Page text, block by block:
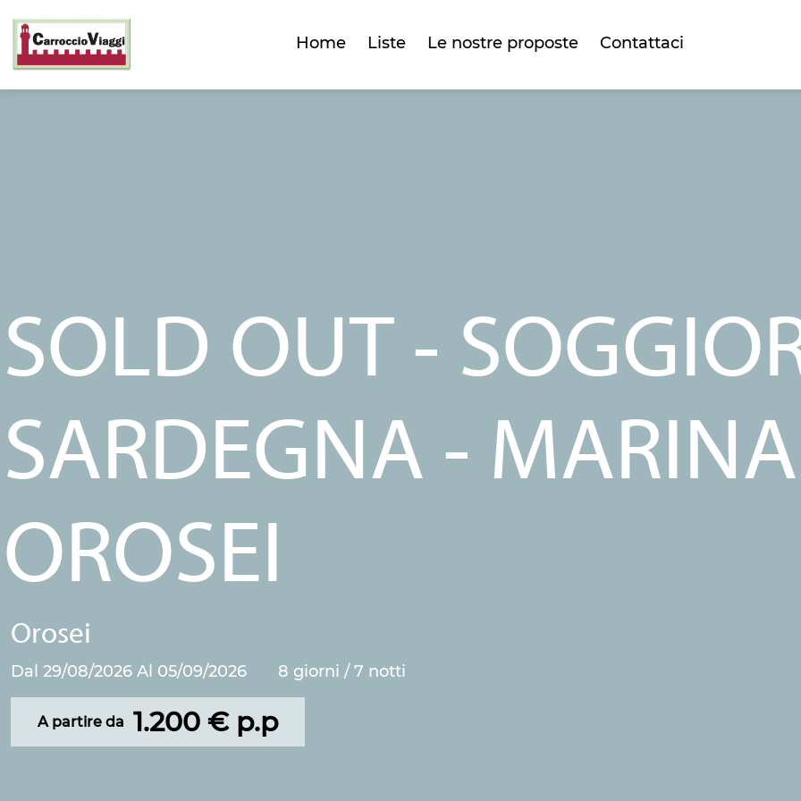
Home Liste Le nostre proposte Contattaci
SOLD OUT -
SARDEGNA -
OROSEI
Orosei
Dal 29/08/2026 Al 05/09/2026 8 giorni / 7 notti
A partire da 1.200 € p.p